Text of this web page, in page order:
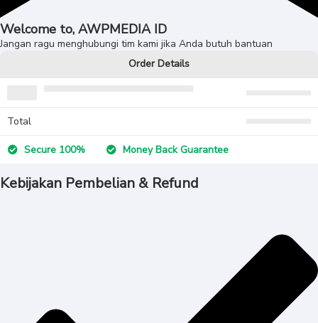
Welcome to, AWPMEDIA ID
Jangan ragu menghubungi tim kami jika Anda butuh bantuan
Order Details
Total
Secure 100% Money Back Guarantee
Kebijakan Pembelian & Refund